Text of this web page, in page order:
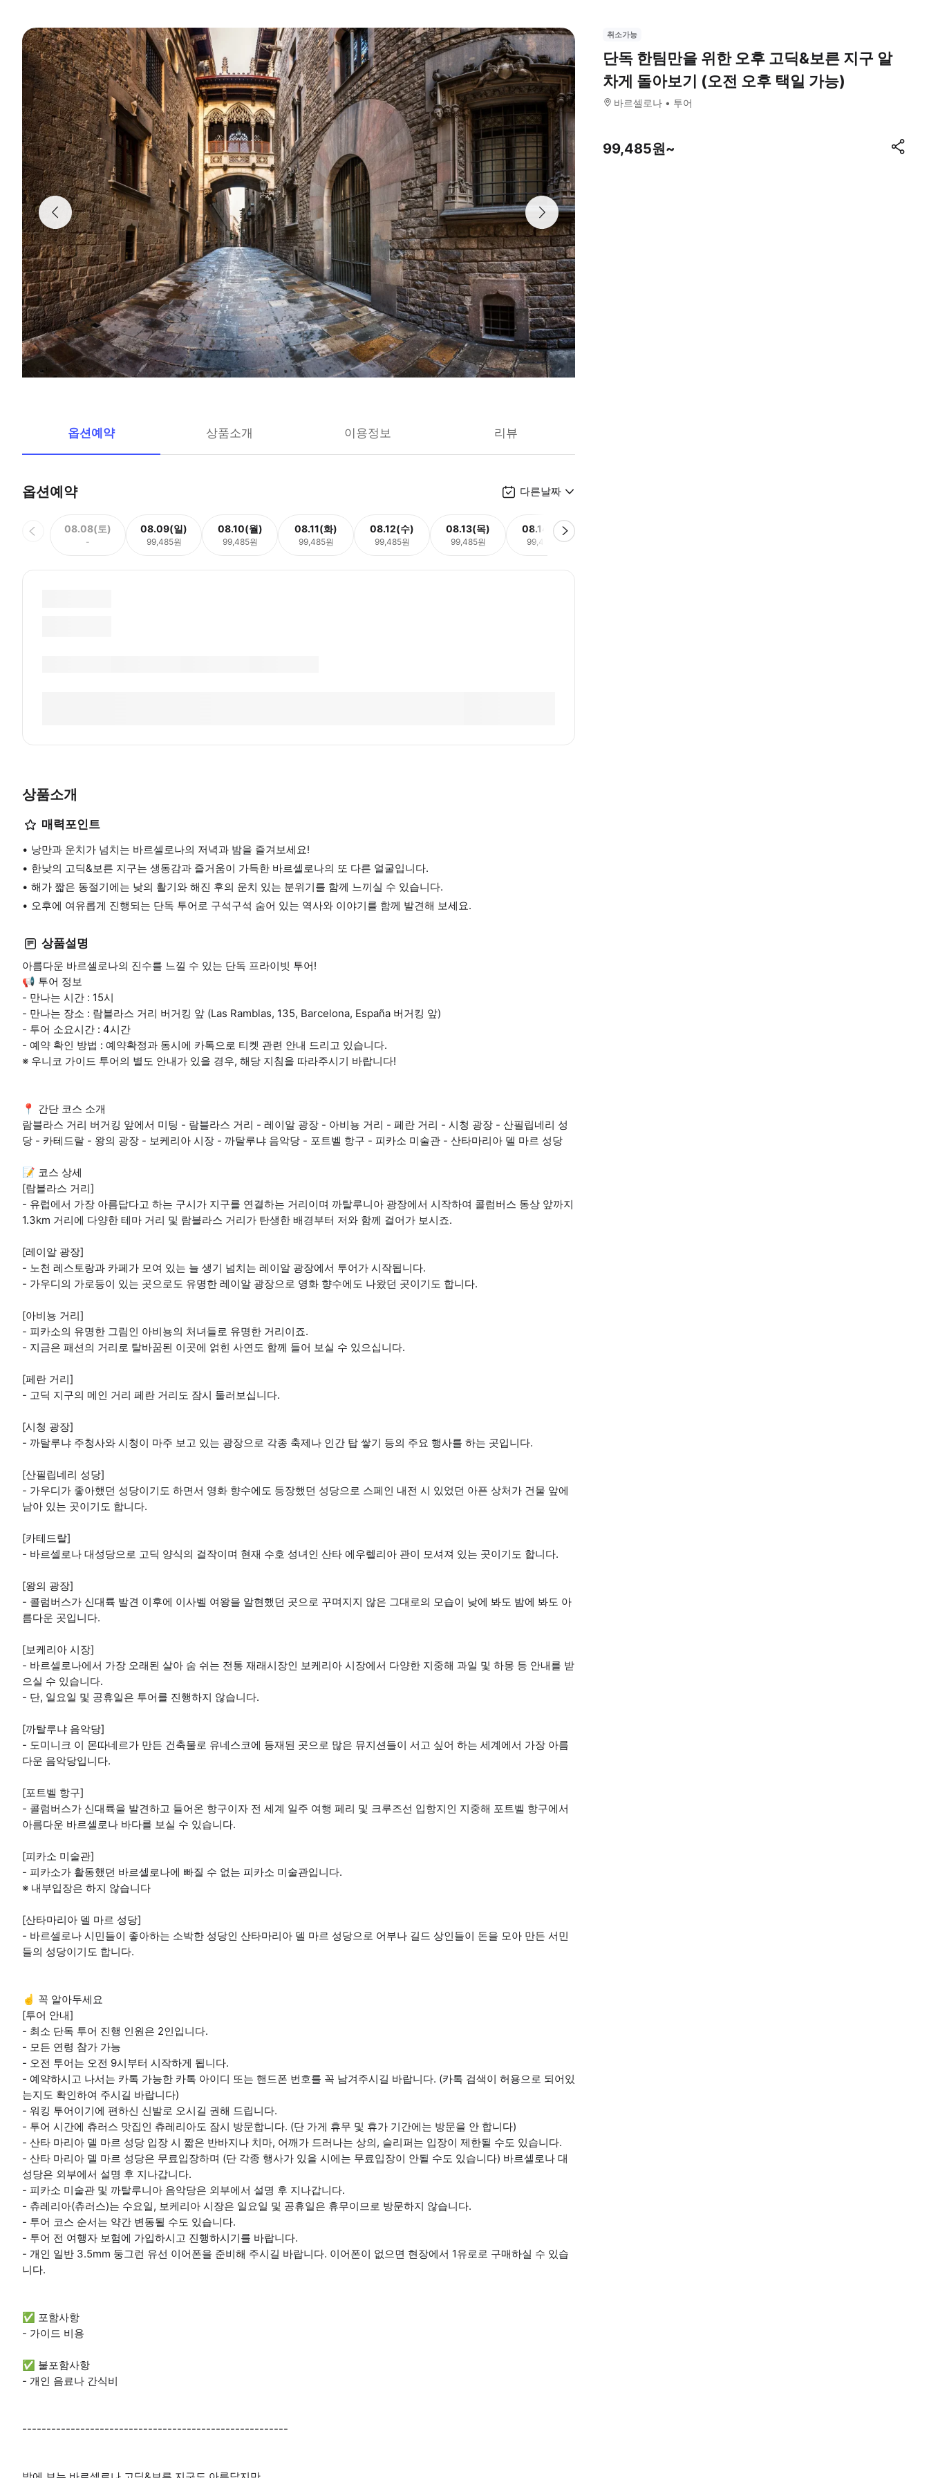
옵션예약 상품소개 이용정보 리뷰
옵션예약 다른날짜
08.08(토)
-
08.09(일)
99,485원
08.10(월)
99,485원
08.11(화)
99,485원
08.12(수)
99,485원
08.13(목)
99,485원
08.14(금)
99,485원
상품소개
매력포인트
낭만과 운치가 넘치는 바르셀로나의 저녁과 밤을 즐겨보세요!
한낮의 고딕&보른 지구는 생동감과 즐거움이 가득한 바르셀로나의 또 다른 얼굴입니다.
해가 짧은 동절기에는 낮의 활기와 해진 후의 운치 있는 분위기를 함께 느끼실 수 있습니다.
오후에 여유롭게 진행되는 단독 투어로 구석구석 숨어 있는 역사와 이야기를 함께 발견해 보세요.
상품설명
아름다운 바르셀로나의 진수를 느낄 수 있는 단독 프라이빗 투어!
📢 투어 정보
- 만나는 시간 : 15시
- 만나는 장소 : 람블라스 거리 버거킹 앞 (Las Ramblas, 135, Barcelona, España 버거킹 앞)
- 투어 소요시간 : 4시간
- 예약 확인 방법 : 예약확정과 동시에 카톡으로 티켓 관련 안내 드리고 있습니다.
※ 우니코 가이드 투어의 별도 안내가 있을 경우, 해당 지침을 따라주시기 바랍니다!
📍 간단 코스 소개
람블라스 거리 버거킹 앞에서 미팅 - 람블라스 거리 - 레이알 광장 - 아비뇽 거리 - 페란 거리 - 시청 광장 - 산필립네리 성
당 - 카테드랄 - 왕의 광장 - 보케리아 시장 - 까탈루냐 음악당 - 포트벨 항구 - 피카소 미술관 - 산타마리아 델 마르 성당
📝 코스 상세
[람블라스 거리]
- 유럽에서 가장 아름답다고 하는 구시가 지구를 연결하는 거리이며 까탈루니아 광장에서 시작하여 콜럼버스 동상 앞까지
1.3km 거리에 다양한 테마 거리 및 람블라스 거리가 탄생한 배경부터 저와 함께 걸어가 보시죠.
[레이알 광장]
- 노천 레스토랑과 카페가 모여 있는 늘 생기 넘치는 레이알 광장에서 투어가 시작됩니다.
- 가우디의 가로등이 있는 곳으로도 유명한 레이알 광장으로 영화 향수에도 나왔던 곳이기도 합니다.
[아비뇽 거리]
- 피카소의 유명한 그림인 아비뇽의 처녀들로 유명한 거리이죠.
- 지금은 패션의 거리로 탈바꿈된 이곳에 얽힌 사연도 함께 들어 보실 수 있으십니다.
[페란 거리]
- 고딕 지구의 메인 거리 페란 거리도 잠시 둘러보십니다.
[시청 광장]
- 까탈루냐 주청사와 시청이 마주 보고 있는 광장으로 각종 축제나 인간 탑 쌓기 등의 주요 행사를 하는 곳입니다.
[산필립네리 성당]
- 가우디가 좋아했던 성당이기도 하면서 영화 향수에도 등장했던 성당으로 스페인 내전 시 있었던 아픈 상처가 건물 앞에
남아 있는 곳이기도 합니다.
[카테드랄]
- 바르셀로나 대성당으로 고딕 양식의 걸작이며 현재 수호 성녀인 산타 에우렐리아 관이 모셔져 있는 곳이기도 합니다.
[왕의 광장]
- 콜럼버스가 신대륙 발견 이후에 이사벨 여왕을 알현했던 곳으로 꾸며지지 않은 그대로의 모습이 낮에 봐도 밤에 봐도 아
름다운 곳입니다.
[보케리아 시장]
- 바르셀로나에서 가장 오래된 살아 숨 쉬는 전통 재래시장인 보케리아 시장에서 다양한 지중해 과일 및 하몽 등 안내를 받
으실 수 있습니다.
- 단, 일요일 및 공휴일은 투어를 진행하지 않습니다.
[까탈루냐 음악당]
- 도미니크 이 몬따네르가 만든 건축물로 유네스코에 등재된 곳으로 많은 뮤지션들이 서고 싶어 하는 세계에서 가장 아름
다운 음악당입니다.
[포트벨 항구]
- 콜럼버스가 신대륙을 발견하고 들어온 항구이자 전 세계 일주 여행 페리 및 크루즈선 입항지인 지중해 포트벨 항구에서
아름다운 바르셀로나 바다를 보실 수 있습니다.
[피카소 미술관]
- 피카소가 활동했던 바르셀로나에 빠질 수 없는 피카소 미술관입니다.
※ 내부입장은 하지 않습니다
[산타마리아 델 마르 성당]
- 바르셀로나 시민들이 좋아하는 소박한 성당인 산타마리아 델 마르 성당으로 어부나 길드 상인들이 돈을 모아 만든 서민
들의 성당이기도 합니다.
☝️ 꼭 알아두세요
[투어 안내]
- 최소 단독 투어 진행 인원은 2인입니다.
- 모든 연령 참가 가능
- 오전 투어는 오전 9시부터 시작하게 됩니다.
- 예약하시고 나서는 카톡 가능한 카톡 아이디 또는 핸드폰 번호를 꼭 남겨주시길 바랍니다. (카톡 검색이 허용으로 되어있
는지도 확인하여 주시길 바랍니다)
- 워킹 투어이기에 편하신 신발로 오시길 권해 드립니다.
- 투어 시간에 츄러스 맛집인 츄레리아도 잠시 방문합니다. (단 가게 휴무 및 휴가 기간에는 방문을 안 합니다)
- 산타 마리아 델 마르 성당 입장 시 짧은 반바지나 치마, 어깨가 드러나는 상의, 슬리퍼는 입장이 제한될 수도 있습니다.
- 산타 마리아 델 마르 성당은 무료입장하며 (단 각종 행사가 있을 시에는 무료입장이 안될 수도 있습니다) 바르셀로나 대
성당은 외부에서 설명 후 지나갑니다.
- 피카소 미술관 및 까탈루니아 음악당은 외부에서 설명 후 지나갑니다.
- 츄레리아(츄러스)는 수요일, 보케리아 시장은 일요일 및 공휴일은 휴무이므로 방문하지 않습니다.
- 투어 코스 순서는 약간 변동될 수도 있습니다.
- 투어 전 여행자 보험에 가입하시고 진행하시기를 바랍니다.
- 개인 일반 3.5mm 둥그런 유선 이어폰을 준비해 주시길 바랍니다. 이어폰이 없으면 현장에서 1유로로 구매하실 수 있습
니다.
✅ 포함사항
- 가이드 비용
✅ 불포함사항
- 개인 음료나 간식비
-------------------------------------------------------
취소가능
단독 한팀만을 위한 오후 고딕&보른 지구 알
차게 돌아보기 (오전 오후 택일 가능)
바르셀로나 투어
99,485원~